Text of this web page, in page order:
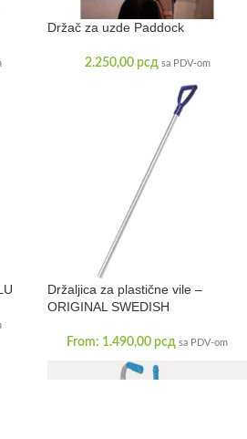
Držač za uzde Paddock
2.250,00 рсд sa PDV-om
Držaljica za plastične vile –
ORIGINAL SWEDISH
From: 1.490,00 рсд sa PDV-om